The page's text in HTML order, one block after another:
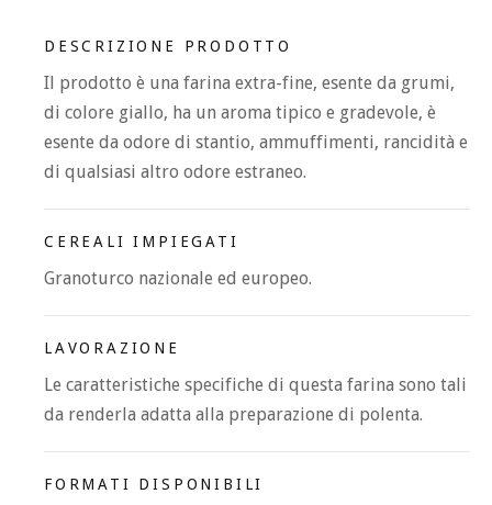
DESCRIZIONE PRODOTTO
Il prodotto è una farina extra-fine, esente da grumi,
di colore giallo, ha un aroma tipico e gradevole, è
esente da odore di stantio, ammuffimenti, rancidità e
di qualsiasi altro odore estraneo.
CEREALI IMPIEGATI
Granoturco nazionale ed europeo.
LAVORAZIONE
Le caratteristiche specifiche di questa farina sono tali
da renderla adatta alla preparazione di polenta.
FORMATI DISPONIBILI